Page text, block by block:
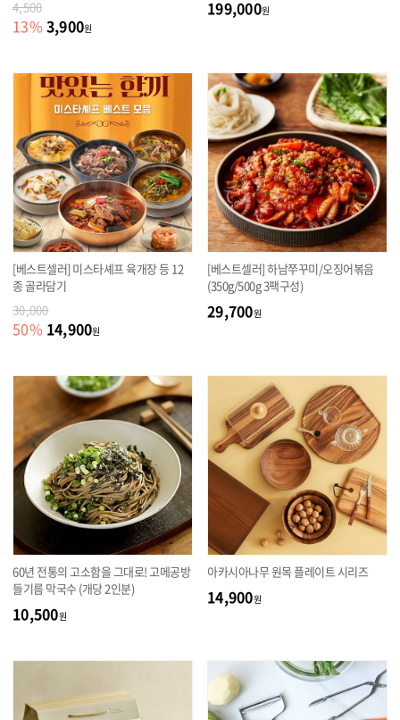
4,500
13% 3,900원
199,000원
[베스트셀러] 미스타셰프 육개장 등 12
종 골라담기
30,000
50% 14,900원
[베스트셀러] 하남쭈꾸미/오징어볶음
(350g/500g 3팩구성)
29,700원
60년 전통의 고소함을 그대로! 고메공방
들기름 막국수 (개당 2인분)
10,500원
아카시아나무 원목 플레이트 시리즈
14,900원